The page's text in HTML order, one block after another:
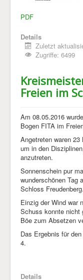
PDF
Details
Zuletzt
Zugriffe: 6499
Freien im
Am 08.05.2016
Bogen FITA im
Angetreten waren
um in den
anzutreten.
Sonnenschein pur
wunderschönen Tag
Schloss Freudenberg.
Einzig der Wind war
Schuss konnte nicht
Böe zum Absetzen
Das Ergebnis für
4.
Details